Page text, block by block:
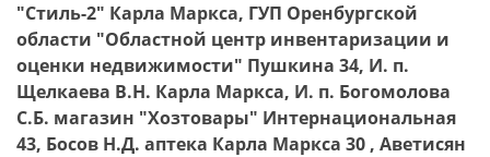
"Стиль-2" Карла Маркса, ГУП Оренбургской
области "Областной центр инвентаризации и
оценки недвижимости" Пушкина 34, И. п.
Щелкаева В.Н. Карла Маркса, И. п. Богомолова
С.Б. магазин "Хозтовары" Интернациональная
43, Босов Н.Д. аптека Карла Маркса 30 , Аветисян